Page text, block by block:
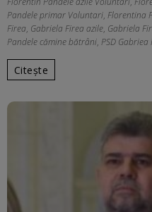
Pandele primar Voluntari, Florentina
Firea, Gabriela Firea azile, Gabriela
Pandele cămine bătrâni, PSD
Citește